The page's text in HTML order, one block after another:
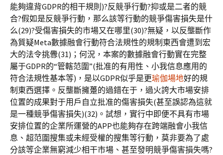
能夠違背GDPR的相干規則)?反競爭行動?抑或是二者的競
合?假如是反競爭行動，那么該等行動的競爭傷害損失是什
么(29)?受傷害損失的市場又在哪里(30)?無疑，以反壟斷作
為質疑Meta數據融會行動符合法規性的規制東西會遭到宏
大的法令挑釁(31)；何況，本案的數據融會行動實在完整
屬于GDPR的“管轄范圍”(批准的有用性、小我信息應用的
符合法規性基本等)，是以GDPR似乎是更瑜伽場地好的規
制東西選擇。反壟斷擁躉的過錯在于，過火誇大市場安排
位置的成果對于用戶自立批准的傷害損失(甚至誤認為這就
是一種競爭傷害損失)(32)。試想，實行中即便不具有市場
安排位置的企業所運營的APP也能夠存在跨端融會小我信
息、超范圍搜集或未經受權的搜集等行動，莫非要為了處
分該等企業無窮減少相干市場、甚至發明競爭傷害損失嗎?